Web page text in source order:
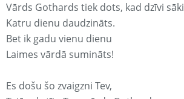
Vārds Gothards tiek dots, kad dzīvi sāki
Katru dienu daudzināts.
Bet ik gadu vienu dienu
Laimes vārdā sumināts!
Es došu šo zvaigzni Tev,